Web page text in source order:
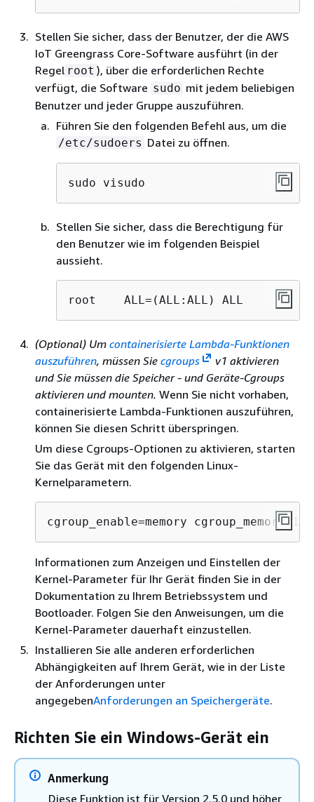
Stellen Sie sicher, dass der Benutzer, der die AWS
IoT Greengrass Core-Software ausführt (in der
Regel root ), über die erforderlichen Rechte
verfügt, die Software sudo mit jedem beliebigen
Benutzer und jeder Gruppe auszuführen.
Führen Sie den folgenden Befehl aus, um die
/etc/sudoers Datei zu öffnen.
sudo visudo
Stellen Sie sicher, dass die Berechtigung für
den Benutzer wie im folgenden Beispiel
aussieht.
root    ALL=(ALL:ALL) ALL
(Optional) Um containerisierte Lambda-Funktionen
auszuführen, müssen Sie cgroups
v1 aktivieren
und Sie müssen die Speicher- und Geräte-Cgroups
aktivieren und mounten. Wenn Sie nicht vorhaben,
containerisierte Lambda-Funktionen auszuführen,
können Sie diesen Schritt überspringen.
Um diese Cgroups-Optionen zu aktivieren, starten
Sie das Gerät mit den folgenden Linux-
Kernelparametern.
cgroup_enable=memory
Informationen zum Anzeigen und Einstellen der
Kernel-Parameter für Ihr Gerät finden Sie in der
Dokumentation zu Ihrem Betriebssystem und
Bootloader. Folgen Sie den Anweisungen, um die
Kernel-Parameter dauerhaft einzustellen.
Installieren Sie alle anderen erforderlichen
Abhängigkeiten auf Ihrem Gerät, wie in der Liste
der Anforderungen unter
angegebenAnforderungen an Speichergeräte.
Richten Sie ein Windows-Gerät ein
Anmerkung
Diese Funktion ist für Version 2.5.0 und höher